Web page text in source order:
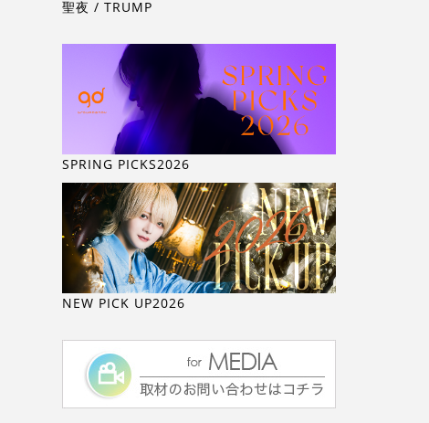
聖夜 / TRUMP
SPRING PICKS2026
NEW PICK UP2026